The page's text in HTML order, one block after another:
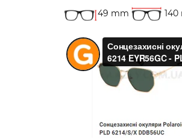
49 mm